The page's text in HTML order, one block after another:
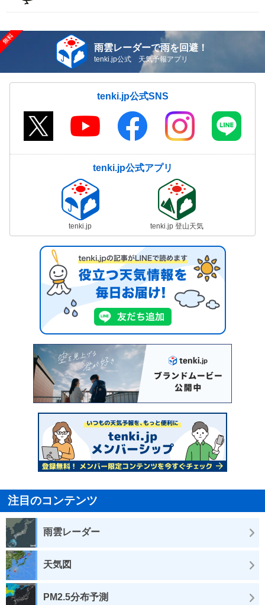
雨雲レーダーで雨を回避！
tenki.jp公式 天気予報アプリ
tenki.jp公式SNS
tenki.jp公式アプリ
tenki.jp tenki.jp 登山天気
注目のコンテンツ
雨雲レーダー
天気図
PM2.5分布予測